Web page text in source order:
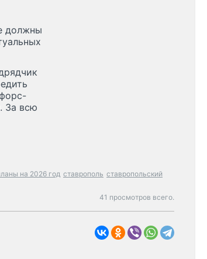
должны
За всю
на 2026 год ставрополь ставропольский
41 просмотров всего.